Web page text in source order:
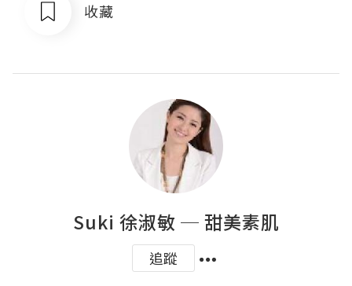
收藏
Suki 徐淑敏 ─ 甜美素肌
追蹤